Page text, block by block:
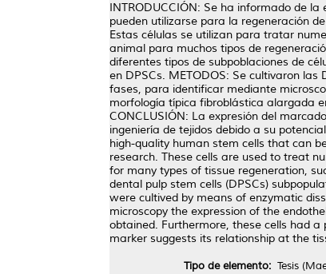
INTRODUCCIÓN: Se ha informado de
pueden utilizarse para la regeneración
Estas células se utilizan para tratar
animal para muchos tipos de
diferentes tipos de subpoblaciones de
en DPSCs. METODOS: Se cultivaron
fases, para identificar mediante
morfología típica fibroblástica alargada
CONCLUSIÓN: La expresión del
ingeniería de tejidos debido a su
high-quality human stem cells that can
research. These cells are used to treat
for many types of tissue regeneration,
dental pulp stem cells (DPSCs)
were cultived by means of enzymatic
microscopy the expression of the
obtained. Furthermore, these cells had
marker suggests its relationship at the
Tipo de elemento: Tesis